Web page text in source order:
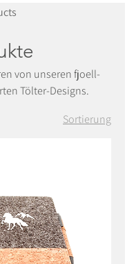
von unseren fjoell-
Tölter-Designs.
Sortierung